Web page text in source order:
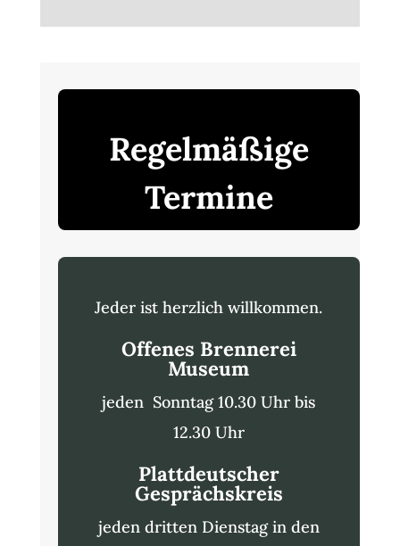
Regelmäßige
Termine
Jeder ist herzlich willkommen.
Offenes Brennerei
Museum
jeden Sonntag 10.30 Uhr bis
12.30 Uhr
Plattdeutscher
Gesprächskreis
jeden dritten Dienstag in den